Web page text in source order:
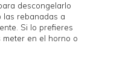
descongelarlo
las rebanadas a
Si lo prefieres
en el horno o